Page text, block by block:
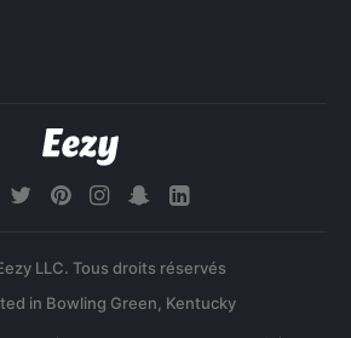
LLC. Tous droits réservés